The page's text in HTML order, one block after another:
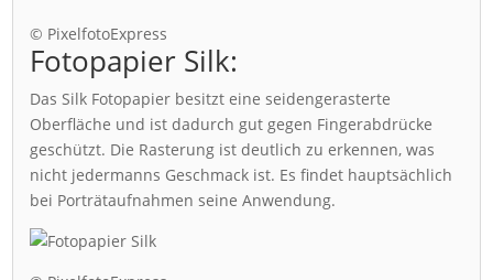
© PixelfotoExpress
Fotopapier Silk:
Das Silk Fotopapier besitzt eine seidengerasterte
Oberfläche und ist dadurch gut gegen Fingerabdrücke
geschützt. Die Rasterung ist deutlich zu erkennen, was
nicht jedermanns Geschmack ist. Es findet hauptsächlich
bei Porträtaufnahmen seine Anwendung.